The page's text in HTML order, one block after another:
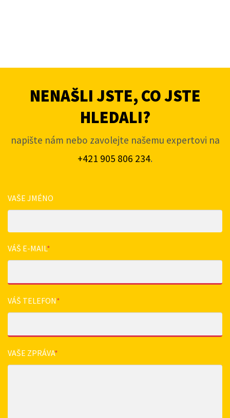
NENAŠLI JSTE, CO JSTE
HLEDALI?
napište nám nebo zavolejte našemu expertovi na
+421 905 806 234.
VAŠE JMÉNO
VÁŠ E-MAIL*
VÁŠ TELEFON*
VAŠE ZPRÁVA*